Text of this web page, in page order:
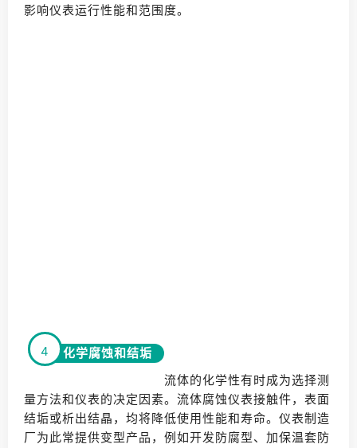
影响仪表运行性能和范围度。
4
化学腐蚀和结垢
流体的化学性有时成为选择测
量方法和仪表的决定因素。流体腐蚀仪表接触件，表面
结垢或析出结晶，均将降低使用性能和寿命。仪表制造
厂为此常提供变型产品，例如开发防腐型、加保温套防